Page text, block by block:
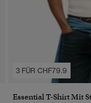
3 FÜR CHF79.9
Essential T-Shirt Mit